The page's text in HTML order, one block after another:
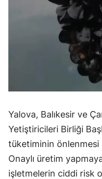
Yalova, Balıkesir ve
Yetiştiricileri Birliği
tüketiminin önlenmesi
Onaylı üretim
işletmelerin ciddi risk